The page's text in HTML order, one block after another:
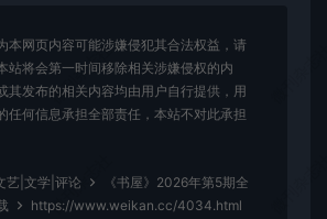
本网页内容可能涉嫌侵犯其合法权益，请
站将会第一时间移除相关涉嫌侵权的内
其发布的相关内容均由用户自行提供，用
任何信息承担全部责任，本站不对此承担
艺|文学|评论
《书屋》2026年第5期全
https://www.weikan.cc/4034.html
微刊杂志社
微刊杂志社